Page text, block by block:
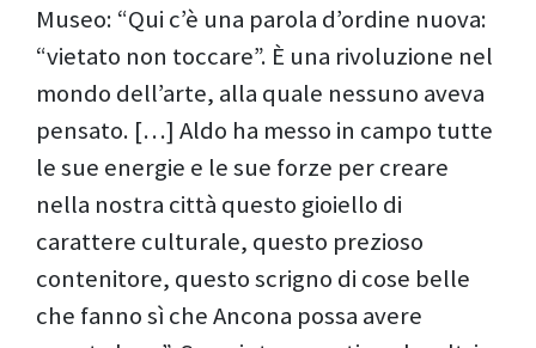
Museo: “Qui c’è una parola d’ordine nuova:
“vietato non toccare”. È una rivoluzione nel
mondo dell’arte, alla quale nessuno aveva
pensato. […] Aldo ha messo in campo tutte
le sue energie e le sue forze per creare
nella nostra città questo gioiello di
carattere culturale, questo prezioso
contenitore, questo scrigno di cose belle
che fanno sì che Ancona possa avere